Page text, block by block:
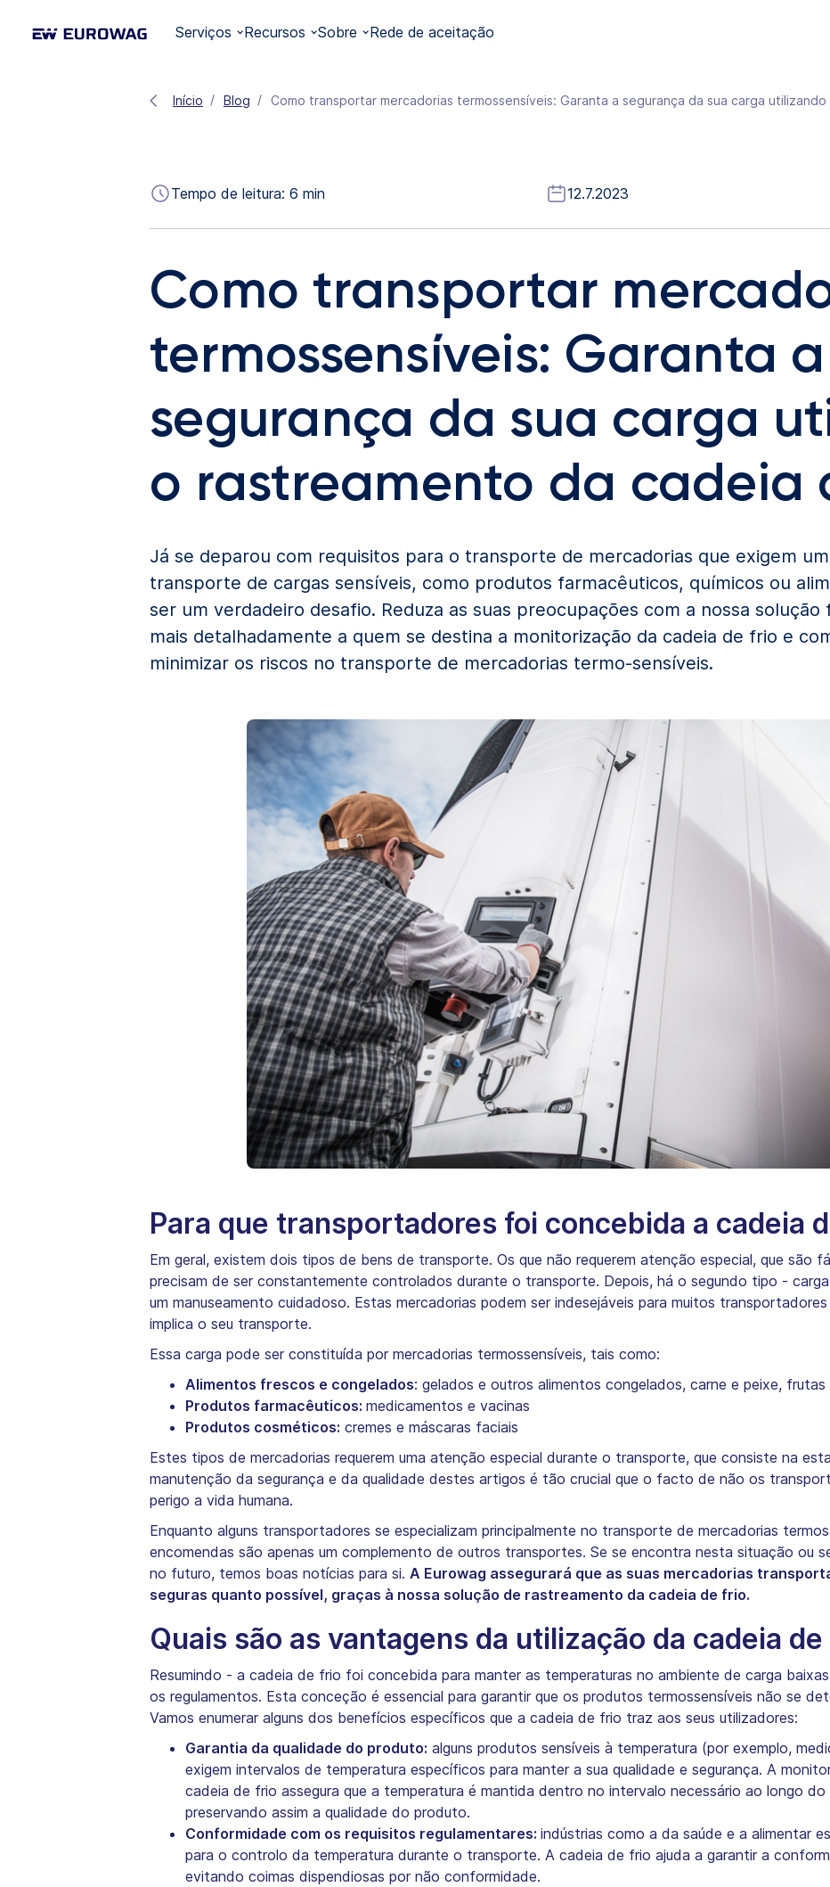
Serviços Recursos Sobre Rede de aceitação
Início Blog Como transportar mercadorias termossensíveis: Garanta a segurança da sua carga
Tempo de leitura: 6 min 12.7.2023
Como transportar
termossensíveis: Garanta a
segurança da sua carga
o rastreamento da cadeia
Já se deparou com requisitos para o transporte de mercadorias que exigem
transporte de cargas sensíveis, como produtos farmacêuticos, químicos ou
ser um verdadeiro desafio. Reduza as suas preocupações com a nossa solução
mais detalhadamente a quem se destina a monitorização da cadeia de frio e
minimizar os riscos no transporte de mercadorias termo-sensíveis.
Para que transportadores foi concebida a cadeia
Em geral, existem dois tipos de bens de transporte. Os que não requerem atenção especial, que são
precisam de ser constantemente controlados durante o transporte. Depois, há o segundo tipo -
um manuseamento cuidadoso. Estas mercadorias podem ser indesejáveis para muitos
implica o seu transporte.
Essa carga pode ser constituída por mercadorias termossensíveis, tais como:
Alimentos frescos e congelados: gelados e outros alimentos congelados, carne e peixe,
Produtos farmacêuticos: medicamentos e vacinas
Produtos cosméticos: cremes e máscaras faciais
Estes tipos de mercadorias requerem uma atenção especial durante o transporte, que consiste na
manutenção da segurança e da qualidade destes artigos é tão crucial que o facto de não os
perigo a vida humana.
Enquanto alguns transportadores se especializam principalmente no transporte de mercadorias
encomendas são apenas um complemento de outros transportes. Se se encontra nesta situação ou
no futuro, temos boas notícias para si. A Eurowag assegurará que as suas mercadorias
seguras quanto possível, graças à nossa solução de rastreamento da cadeia de frio.
Quais são as vantagens da utilização da cadeia
Resumindo - a cadeia de frio foi concebida para manter as temperaturas no ambiente de carga
os regulamentos. Esta conceção é essencial para garantir que os produtos termossensíveis não se
Vamos enumerar alguns dos benefícios específicos que a cadeia de frio traz aos seus utilizadores:
Garantia da qualidade do produto: alguns produtos sensíveis à temperatura (por exemplo,
exigem intervalos de temperatura específicos para manter a sua qualidade e segurança. A
cadeia de frio assegura que a temperatura é mantida dentro no intervalo necessário ao longo
preservando assim a qualidade do produto.
Conformidade com os requisitos regulamentares: indústrias como a da saúde e a alimentar
para o controlo da temperatura durante o transporte. A cadeia de frio ajuda a garantir a
evitando coimas dispendiosas por não conformidade.